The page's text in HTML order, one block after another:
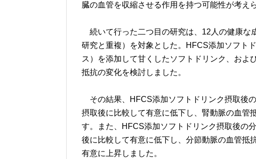
臓の血管を収縮させる作用を持つ可能性が考え
続いて行った二つ目の研究は、12人の健康な
研究と重複）を対象とした。HFCS添加ソフト
ス）を添加して甘くしたソフトドリンク、およ
抵抗の変化を検討しました。
その結果、HFCS添加ソフトドリンク摂取後
摂取後に比較して有意に低下し、腎動脈の血管
す。また、HFCS添加ソフトドリンク摂取後の
後に比較して有意に低下し、分節動脈の血管抵
有意に上昇しました。